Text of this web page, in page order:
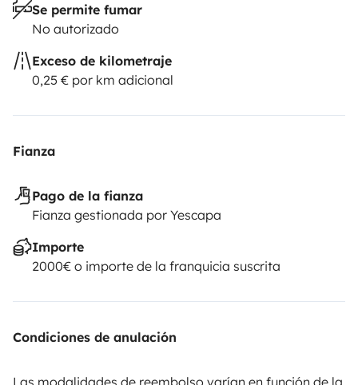
Se permite fumar
No autorizado
Exceso de kilometraje
0,25 € por km adicional
Fianza
Pago de la fianza
Fianza gestionada por Yescapa
Importe
2000€ o importe de la franquicia suscrita
Condiciones de anulación
Las modalidades de reembolso varían en función de la